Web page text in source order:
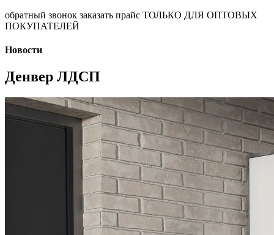
обратный звонок заказать прайс ТОЛЬКО ДЛЯ ОПТОВЫХ
ПОКУПАТЕЛЕЙ
Новости
Денвер ЛДСП